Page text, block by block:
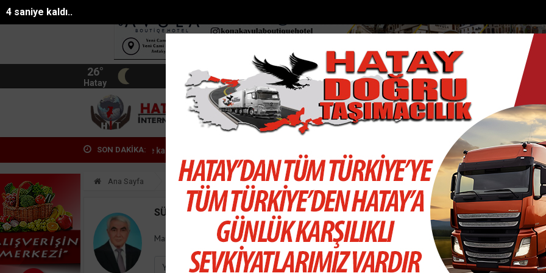
3 saniye kaldı..
26°
Hatay
BIST 13.744 DOLAR 46.2686 EURO 53.5186
HATAY GÜNDEM MAGAZİN KADIN-YAŞAM SPOR SAĞLIK
SON DAKİKA:
mikroplastik kirliliğine karşı mücad... Manavgat Belediyesinden yaylalara
Yazarlar Web TV
Ana Sayfa Yazarlar Süleyman GÖKSU
SÜLEYMAN GÖKSU
Mail: suleymangoksu@gmail.com